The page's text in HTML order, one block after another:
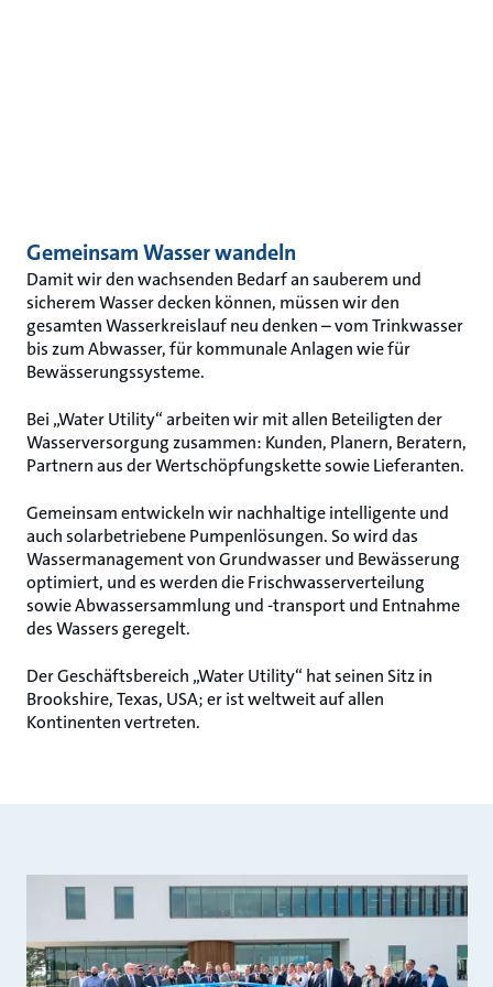
Gemeinsam Wasser wandeln
Damit wir den wachsenden Bedarf an sauberem und
sicherem Wasser decken können, müssen wir den
gesamten Wasserkreislauf neu denken – vom Trinkwasser
bis zum Abwasser, für kommunale Anlagen wie für
Bewässerungssysteme.
Bei „Water Utility“ arbeiten wir mit allen Beteiligten der
Wasserversorgung zusammen: Kunden, Planern, Beratern,
Partnern aus der Wertschöpfungskette sowie Lieferanten.
Gemeinsam entwickeln wir nachhaltige intelligente und
auch solarbetriebene Pumpenlösungen. So wird das
Wassermanagement von Grundwasser und Bewässerung
optimiert, und es werden die Frischwasserverteilung
sowie Abwassersammlung und -transport und Entnahme
des Wassers geregelt.
Der Geschäftsbereich „Water Utility“ hat seinen Sitz in
Brookshire, Texas, USA; er ist weltweit auf allen
Kontinenten vertreten.